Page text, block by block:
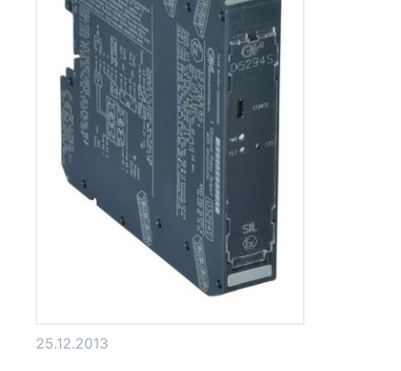
25.12.2013